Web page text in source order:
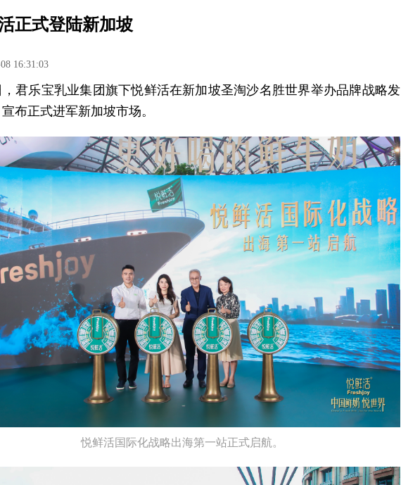
正式登陆新加坡
16:31:03
，君乐宝乳业集团旗下悦鲜活在新加坡圣淘沙名胜世界举办品牌战略发
布正式进军新加坡市场。
悦鲜活国际化战略出海第一站正式启航。